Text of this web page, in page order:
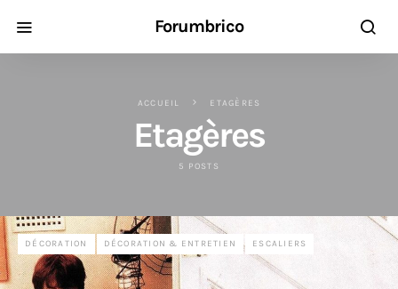
Forumbrico
ACCUEIL ETAGÈRES
Etagères
5 POSTS
DÉCORATION DÉCORATION & ENTRETIEN ESCALIERS